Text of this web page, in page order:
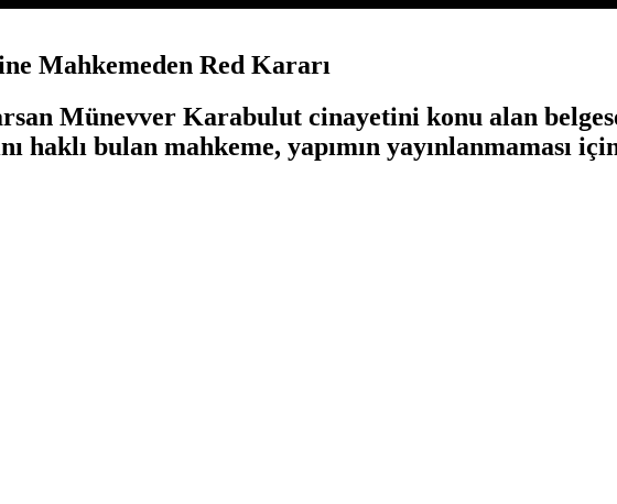
Mahkemeden Red Kararı
Münevver Karabulut cinayetini konu alan
haklı bulan mahkeme, yapımın yayınlanmaması